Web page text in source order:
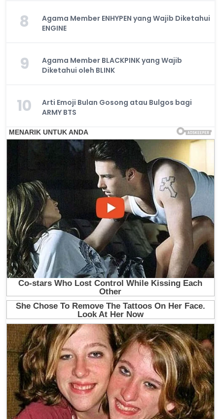
8
Agama Member ENHYPEN yang Wajib Diketahui
ENGINE
9
Agama Member BLACKPINK yang Wajib
Diketahui oleh BLINK
10
Arti Emoji Bulan Gosong atau Bulgos bagi
ARMY BTS